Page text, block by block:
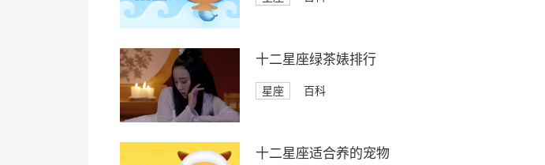
十二星座绿茶婊排行
星座 百科
十二星座适合养的宠物